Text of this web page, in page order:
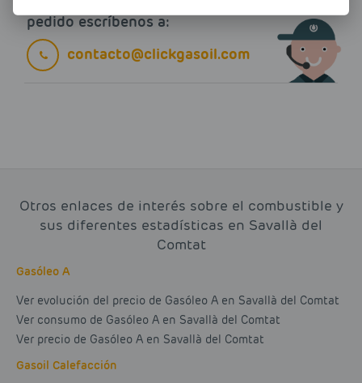
pedido escríbenos a:
contacto@clickgasoil.com
Otros enlaces de interés sobre el combustible y
sus diferentes estadísticas en Savallà del
Comtat
Gasóleo A
Ver evolución del precio de Gasóleo A en Savallà del Comtat
Ver consumo de Gasóleo A en Savallà del Comtat
Ver precio de Gasóleo A en Savallà del Comtat
Gasoil Calefacción